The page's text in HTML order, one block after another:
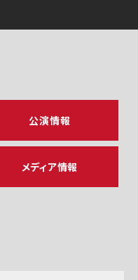
公演情報
メディア情報